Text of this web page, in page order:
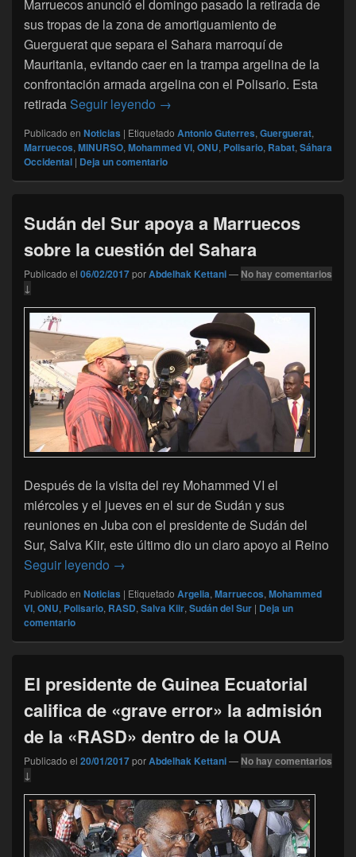
Marruecos anunció el domingo pasado la retirada de
sus tropas de la zona de amortiguamiento de
Guerguerat que separa el Sahara marroquí de
Mauritania, evitando caer en la trampa argelina de la
confrontación armada argelina con el Polisario. Esta
retirada Seguir leyendo Sahara Occidental : Marruecos
→
Publicado en Noticias | Etiquetado Antonio Guterres, Guerguerat,
Marruecos, MINURSO, Mohammed VI, ONU, Polisario, Rabat, Sáhara
Occidental | Deja un comentario
Sudán del Sur apoya a Marruecos
sobre la cuestión del Sahara
Publicado el 06/02/2017porAbdelhak Kettani— No hay comentarios
↓
Después de la visita del rey Mohammed VI el
miércoles y el jueves en el sur de Sudán y sus
reuniones en Juba con el presidente de Sudán del
Sur, Salva Kiir, este último dio un claro apoyo al Reino
Seguir leyendo Sudán del Sur apoya a Marruecos sobre
→
Publicado en Noticias | Etiquetado Argelia,Marruecos,Mohammed
VI,ONU, Polisario, RASD,Salva Kiir,Sudán del Sur | Deja un
comentario
El presidente de Guinea Ecuatorial
califica de «grave error» la admisión
de la «RASD» dentro de la OUA
Publicado el 20/01/2017porAbdelhak Kettani— No hay comentarios
↓